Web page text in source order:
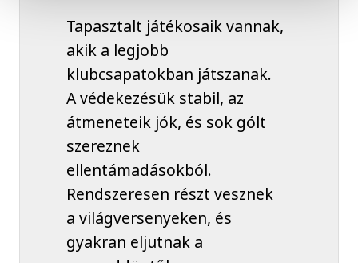
Tapasztalt játékosaik vannak,
akik a legjobb
klubcsapatokban játszanak.
A védekezésük stabil, az
átmeneteik jók, és sok gólt
szereznek
ellentámadásokból.
Rendszeresen részt vesznek
a világversenyeken, és
gyakran eljutnak a